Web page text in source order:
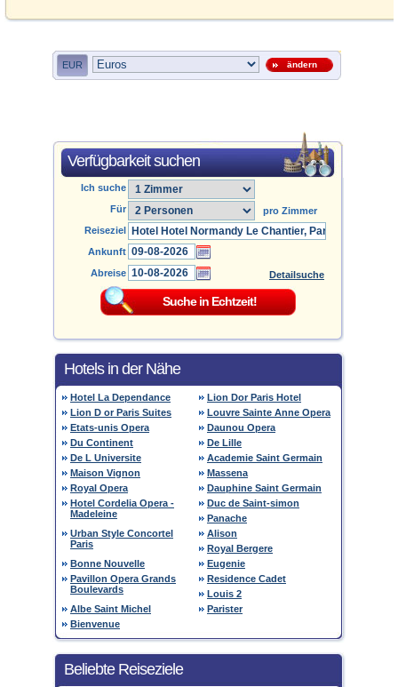
EUR ändern
Verfügbarkeit suchen
Ich suche
Für
pro Zimmer
Reiseziel
Ankunft
Abreise
Detailsuche
Hotels in der Nähe
Hotel La Dependance
Lion Dor Paris Hotel
Lion D or Paris Suites
Louvre Sainte Anne Opera
Etats-unis Opera
Daunou Opera
Du Continent
De Lille
De L Universite
Academie Saint Germain
Maison Vignon
Massena
Royal Opera
Dauphine Saint Germain
Hotel Cordelia Opera -
Madeleine
Duc de Saint-simon
Panache
Urban Style Concortel
Paris
Alison
Royal Bergere
Bonne Nouvelle
Eugenie
Pavillon Opera Grands
Boulevards
Residence Cadet
Louis 2
Albe Saint Michel
Parister
Bienvenue
Beliebte Reiseziele